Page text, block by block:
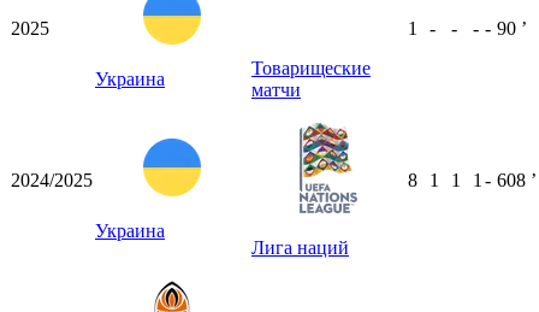
2025
Украина
Товарищеские
матчи
1 - - - - 90 ʼ
2024/2025
Украина
Лига наций
8 1 1 1 - 608 ʼ